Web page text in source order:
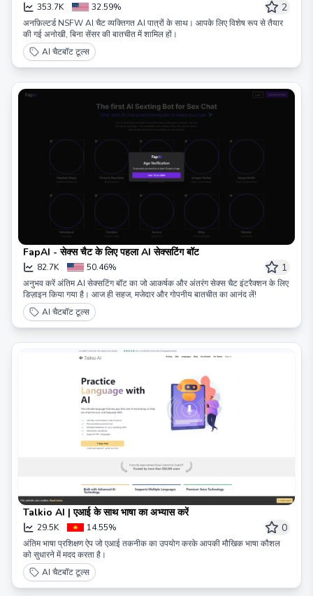
353.7K 32.59% 2
अनफ़िल्टर्ड NSFW AI चैट व्यक्तिगत AI पात्रों के साथ। आपके लिए विशेष रूप से तैयार
की गई अनोखी, बिना सेंसर की बातचीत में शामिल हों।
AI चैटबॉट टूल्स
FapAI - सेक्स चैट के लिए पहला AI सेक्सटिंग बॉट
82.7K 50.46% 1
अनुभव करें अंतिम AI सेक्सटिंग बॉट का जो आकर्षक और अंतरंग सेक्स चैट इंटरैक्शन के लिए
डिज़ाइन किया गया है। आज ही सहज, मजेदार और गोपनीय बातचीत का आनंद लें!
AI चैटबॉट टूल्स
Talkio AI | एआई के साथ भाषा का अभ्यास करें
29.5K 14.55% 0
अंतिम भाषा प्रशिक्षण ऐप जो एआई तकनीक का उपयोग करके आपकी मौखिक भाषा कौशल
को सुधारने में मदद करता है।
AI चैटबॉट टूल्स